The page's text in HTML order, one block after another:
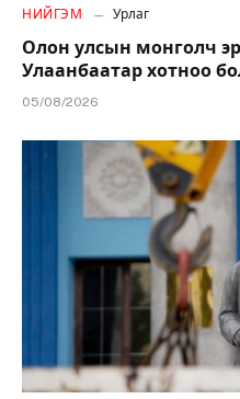
НИЙГЭМ Урлаг
Олон улсын монголч
Улаанбаатар хотноо
05/08/2026